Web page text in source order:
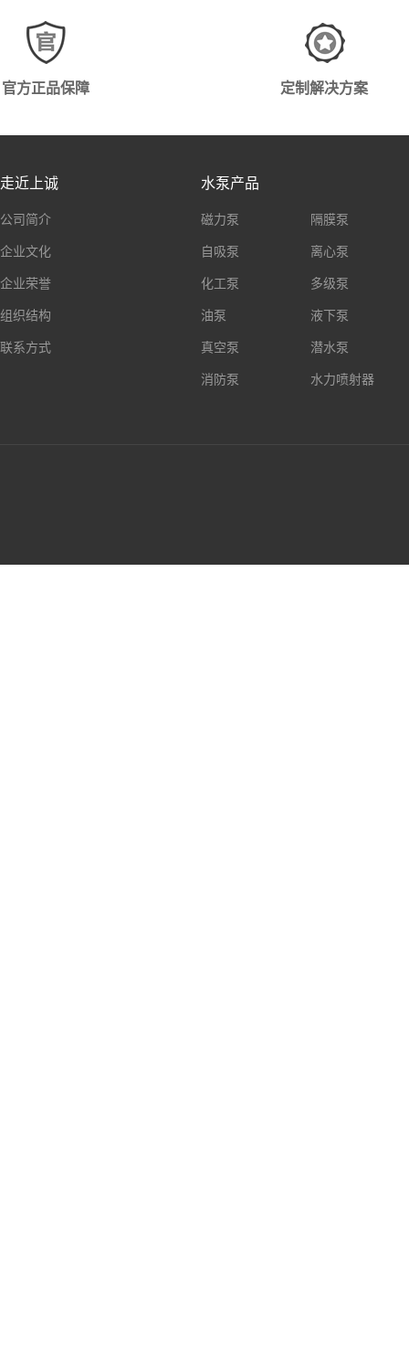
官方正品保障 定制解决方案
走近上诚
公司简介
企业文化
企业荣誉
组织结构
联系方式
水泵产品
磁力泵 隔膜泵
自吸泵 离心泵
化工泵 多级泵
油泵 液下泵
真空泵 潜水泵
消防泵 水力喷射器